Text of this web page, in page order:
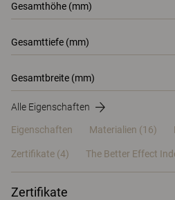
Gesamthöhe (mm)
Gesamttiefe (mm)
Gesamtbreite (mm)
Alle Eigenschaften
Eigenschaften Materialien (16)
Zertifikate (4) The Better Effect
Zertifikate